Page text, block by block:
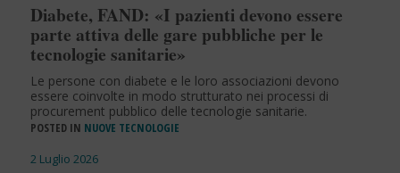
Diabete, FAND: «I pazienti devono essere
parte attiva delle gare pubbliche per le
tecnologie sanitarie»
Le persone con diabete e le loro associazioni devono
essere coinvolte in modo strutturato nei processi di
procurement pubblico delle tecnologie sanitarie.
POSTED IN NUOVE TECNOLOGIE
2 Luglio 2026